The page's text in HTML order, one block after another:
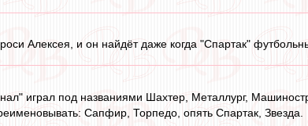
Алексея, и он найдёт даже когда "Спартак"
играл под названиями Шахтер, Металлург,
Сапфир, Торпедо, опять Спартак, Звезда.